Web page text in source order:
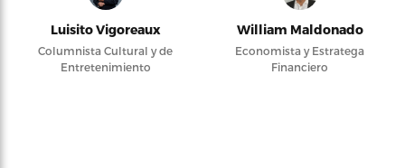
Luisito Vigoreaux
Columnista Cultural y de
Entretenimiento
William Maldonado
Economista y Estratega
Financiero